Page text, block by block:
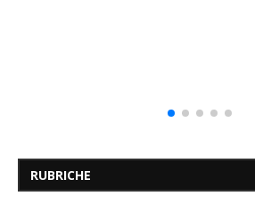
RUBRICHE